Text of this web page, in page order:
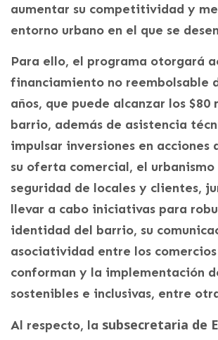
aumentar su competitividad y
entorno urbano en el que se
Para ello, el programa otorgará
financiamiento no reembolsable
años, que puede alcanzar los $80
barrio, además de asistencia
impulsar inversiones en acciones
su oferta comercial, el
seguridad de locales y clientes,
llevar a cabo iniciativas para
identidad del barrio, su
asociatividad entre los
conforman y la implementación
sostenibles e inclusivas, entre
Al respecto, la subsecretaria de